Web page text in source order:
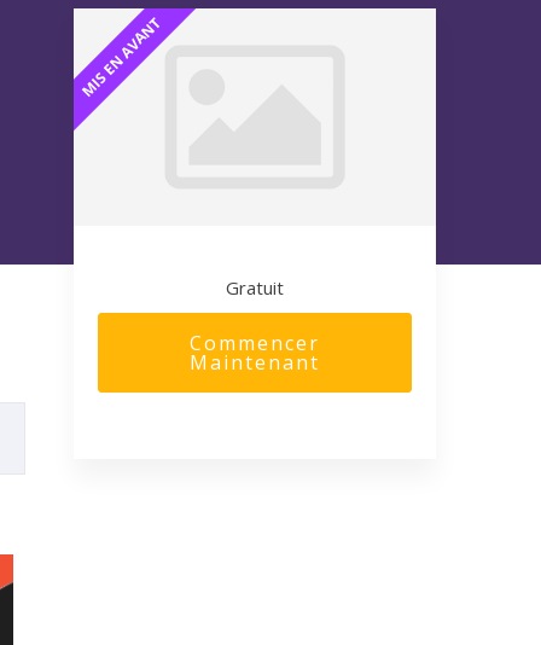
Gratuit
Commencer
Maintenant